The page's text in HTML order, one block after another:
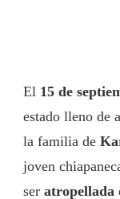
El 15 de
estado lleno de
la familia de
joven
ser atropellada